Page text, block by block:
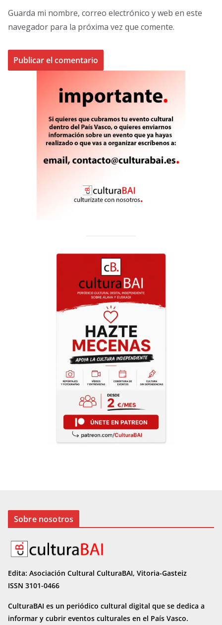
Guarda mi nombre, correo electrónico y web en este
navegador para la próxima vez que comente.
Sobre nosotros
Edita: Asociación Cultural CulturaBAI, Vitoria-Gasteiz
ISSN 3101-0466
CulturaBAI es un periódico cultural digital que se dedica a
informar y cubrir eventos culturales en el País Vasco.